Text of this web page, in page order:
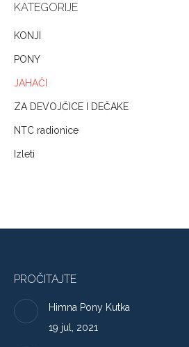
KATEGORIJE
KONJI
PONY
JAHAČI
ZA DEVOJČICE I DEČAKE
NTC radionice
Izleti
PROČITAJTE
Himna Pony Kutka
19 jul, 2021